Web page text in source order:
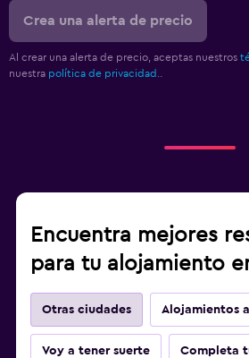
Crea una alerta de precio
Al crear una alerta de precio, aceptas nuestros
nuestra política de privacidad.
Encuentra mejores
para tu alojamiento
Otras ciudades Alojamientos
Voy a tener suerte Completa